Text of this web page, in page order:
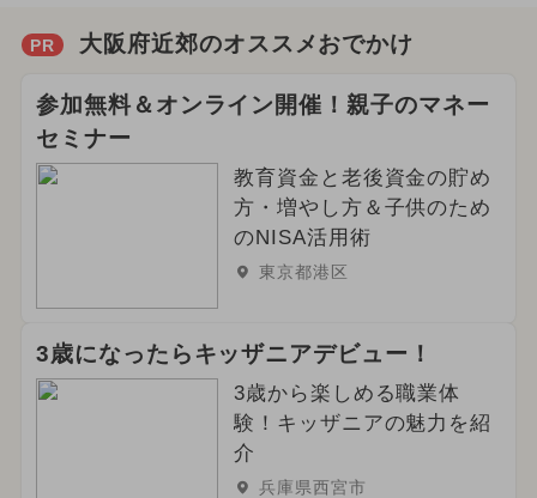
PR 大阪府近郊のオススメおでかけ
参加無料＆オンライン開催！親子のマネー
セミナー
教育資金と老後資金の貯め
方・増やし方＆子供のため
のNISA活用術
東京都港区
3歳になったらキッザニアデビュー！
3歳から楽しめる職業体
験！キッザニアの魅力を紹
介
兵庫県西宮市